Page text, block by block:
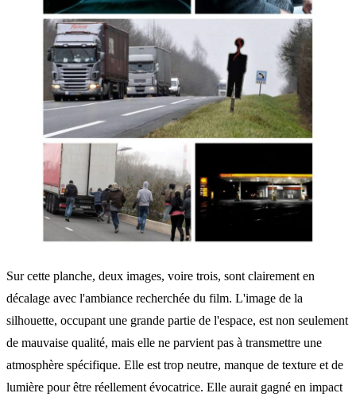
Sur cette planche, deux images, voire trois, sont clairement en
décalage avec l'ambiance recherchée du film. L'image de la
silhouette, occupant une grande partie de l'espace, est non seulement
de mauvaise qualité, mais elle ne parvient pas à transmettre une
atmosphère spécifique. Elle est trop neutre, manque de texture et de
lumière pour être réellement évocatrice. Elle aurait gagné en impact